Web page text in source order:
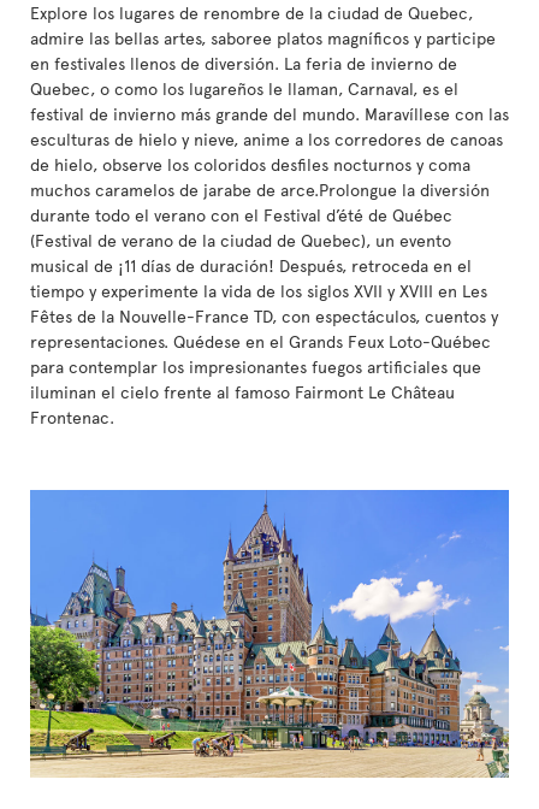
Explore los lugares de renombre de la ciudad de Quebec,
admire las bellas artes, saboree platos magníficos y participe
en festivales llenos de diversión. La feria de invierno de
Quebec, o como los lugareños le llaman, Carnaval, es el
festival de invierno más grande del mundo. Maravíllese con las
esculturas de hielo y nieve, anime a los corredores de canoas
de hielo, observe los coloridos desfiles nocturnos y coma
muchos caramelos de jarabe de arce.Prolongue la diversión
durante todo el verano con el Festival d’été de Québec
(Festival de verano de la ciudad de Quebec), un evento
musical de ¡11 días de duración! Después, retroceda en el
tiempo y experimente la vida de los siglos XVII y XVIII en Les
Fêtes de la Nouvelle-France TD, con espectáculos, cuentos y
representaciones. Quédese en el Grands Feux Loto-Québec
para contemplar los impresionantes fuegos artificiales que
iluminan el cielo frente al famoso Fairmont Le Château
Frontenac.